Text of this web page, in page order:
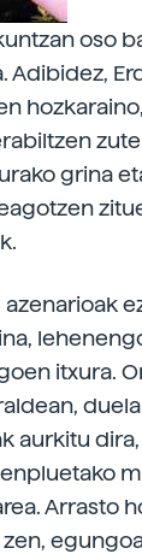
oso
Adibidez,
grina
itxura.
aurkitu dira,
Arrasto